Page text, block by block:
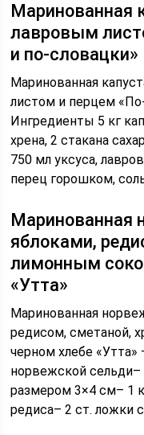
Маринованная
лавровым
и по-словацки»
Маринованная
листом и перцем
Ингредиенты 5 кг
хрена, 2 стакана
750 мл уксуса,
перец горошком,
Маринованная
яблоками,
лимонным
«Утта»
Маринованная
редисом, сметаной,
черном хлебе
норвежской сельди–
размером 3×4 см– 1
редиса– 2 ст. ложки